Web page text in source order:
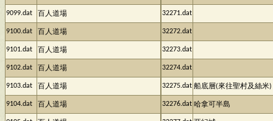
9099.dat 百人道場
9100.dat 百人道場
9101.dat 百人道場
9102.dat 百人道場
9103.dat 百人道場
9104.dat 百人道場
32271.dat
32272.dat
32273.dat
32274.dat
32275.dat 船底層(來往聖村及絲米)
32276.dat 哈拿可半島